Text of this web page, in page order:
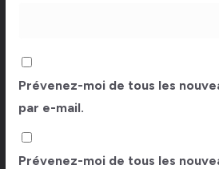
Prévenez-moi de tous les
par e-mail.
Prévenez-moi de tous les